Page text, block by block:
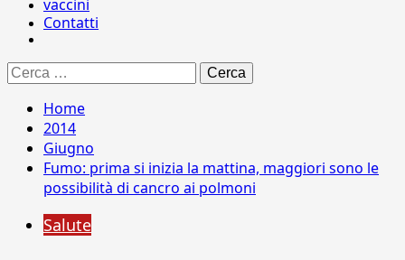
vaccini
Contatti
Ricerca
per:
Home
2014
Giugno
Fumo: prima si inizia la mattina, maggiori sono le
possibilità di cancro ai polmoni
Salute